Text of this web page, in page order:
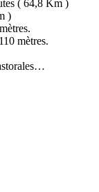
( 64,8 Km )
)
mètres.